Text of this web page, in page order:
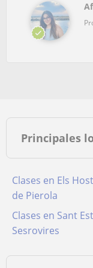
Principales
Clases en Els
de Pierola
Clases en Sant
Sesrovires